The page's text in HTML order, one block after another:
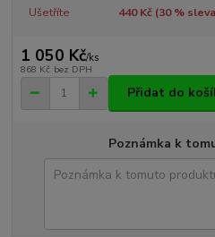
Ušetříte 440 Kč (30%
1 050 Kč/ks
868 Kč bez DPH
Přidat do
Poznámka k